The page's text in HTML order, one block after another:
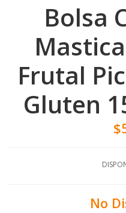
Bolsa
Frutal
Gluten
No